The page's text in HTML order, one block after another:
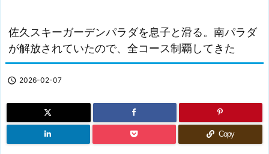
佐久スキーガーデンパラダを息子と滑る。南パラダ
が解放されていたので、全コース制覇してきた
 2026-02-07
Copy